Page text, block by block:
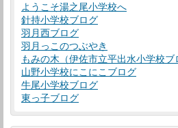
ようこそ湯之尾小学校へ
針持小学校ブログ
羽月西ブログ
羽月っこのつぶやき
もみの木（伊佐市立平出水小学校ブ
山野小学校にこにこブログ
牛尾小学校ブログ
東っ子ブログ